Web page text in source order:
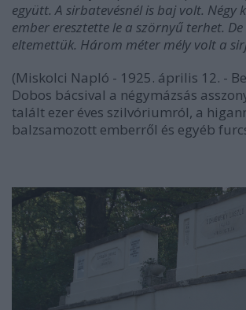
együtt. A sirbatevésnél is baj volt. Négy
ember eresztette le a szörnyű terhet.
eltemettük. Három méter mély volt a
(Miskolci Napló - 1925. április 12. -
Dobos bácsival a négymázsás
talált ezer éves szilvóriumról, a
balzsamozott emberről és egyéb